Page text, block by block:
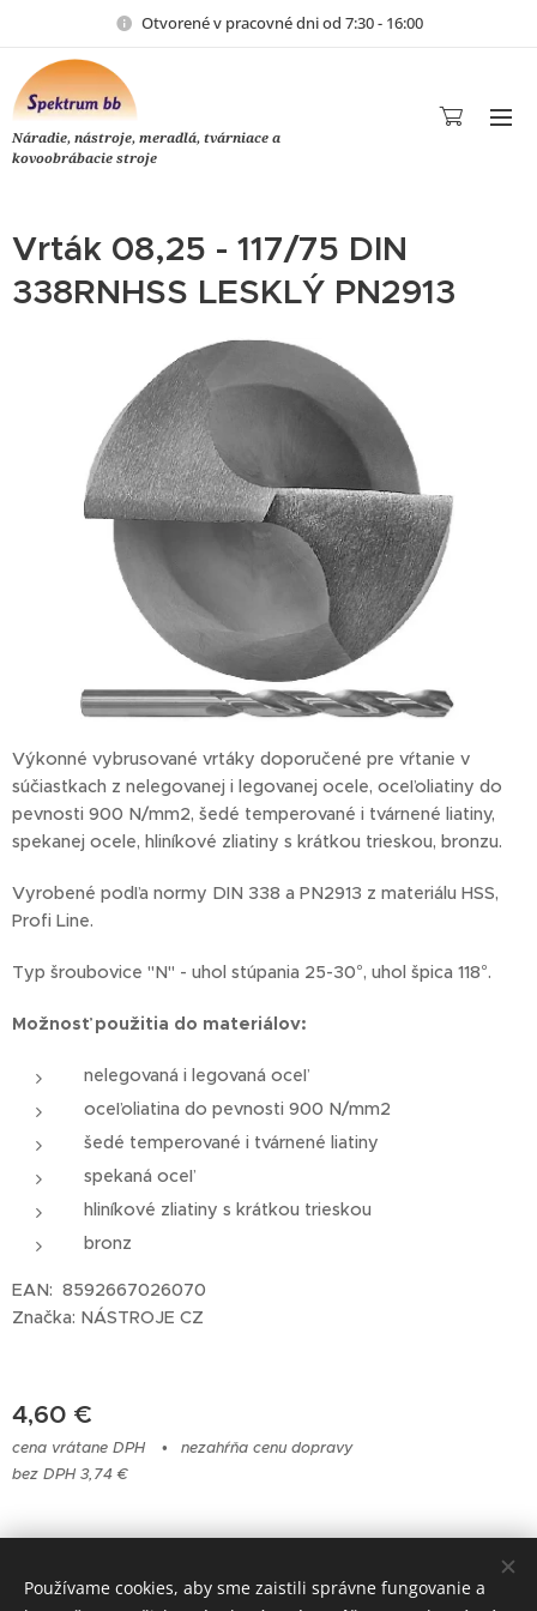
Otvorené v pracovné dni od 7:30 - 16:00
Náradie, nástroje, meradlá, tvárniace a
kovoobrábacie stroje
Vrták 08,25 - 117/75 DIN
338RNHSS LESKLÝ PN2913
Výkonné vybrusované vrtáky doporučené pre vŕtanie v
súčiastkach z nelegovanej i legovanej ocele, oceľoliatiny do
pevnosti 900 N/mm2, šedé temperované i tvárnené liatiny,
spekanej ocele, hliníkové zliatiny s krátkou trieskou, bronzu.
Vyrobené podľa normy DIN 338 a PN2913 z materiálu HSS,
Profi Line.
Typ šroubovice "N" - uhol stúpania 25-30°, uhol špica 118°.
Možnosťpoužitia do materiálov:
nelegovaná i legovaná oceľ
oceľoliatina do pevnosti 900 N/mm2
šedé temperované i tvárnené liatiny
spekaná oceľ
hliníkové zliatiny s krátkou trieskou
bronz
EAN: 8592667026070
Značka: NÁSTROJE CZ
4,60 €
cena vrátane DPH
nezahŕňa cenu dopravy
bez DPH 3,74 €
© 2023 Všetky práva vyhradené
Používame cookies, aby sme zaistili správne fungovanie a